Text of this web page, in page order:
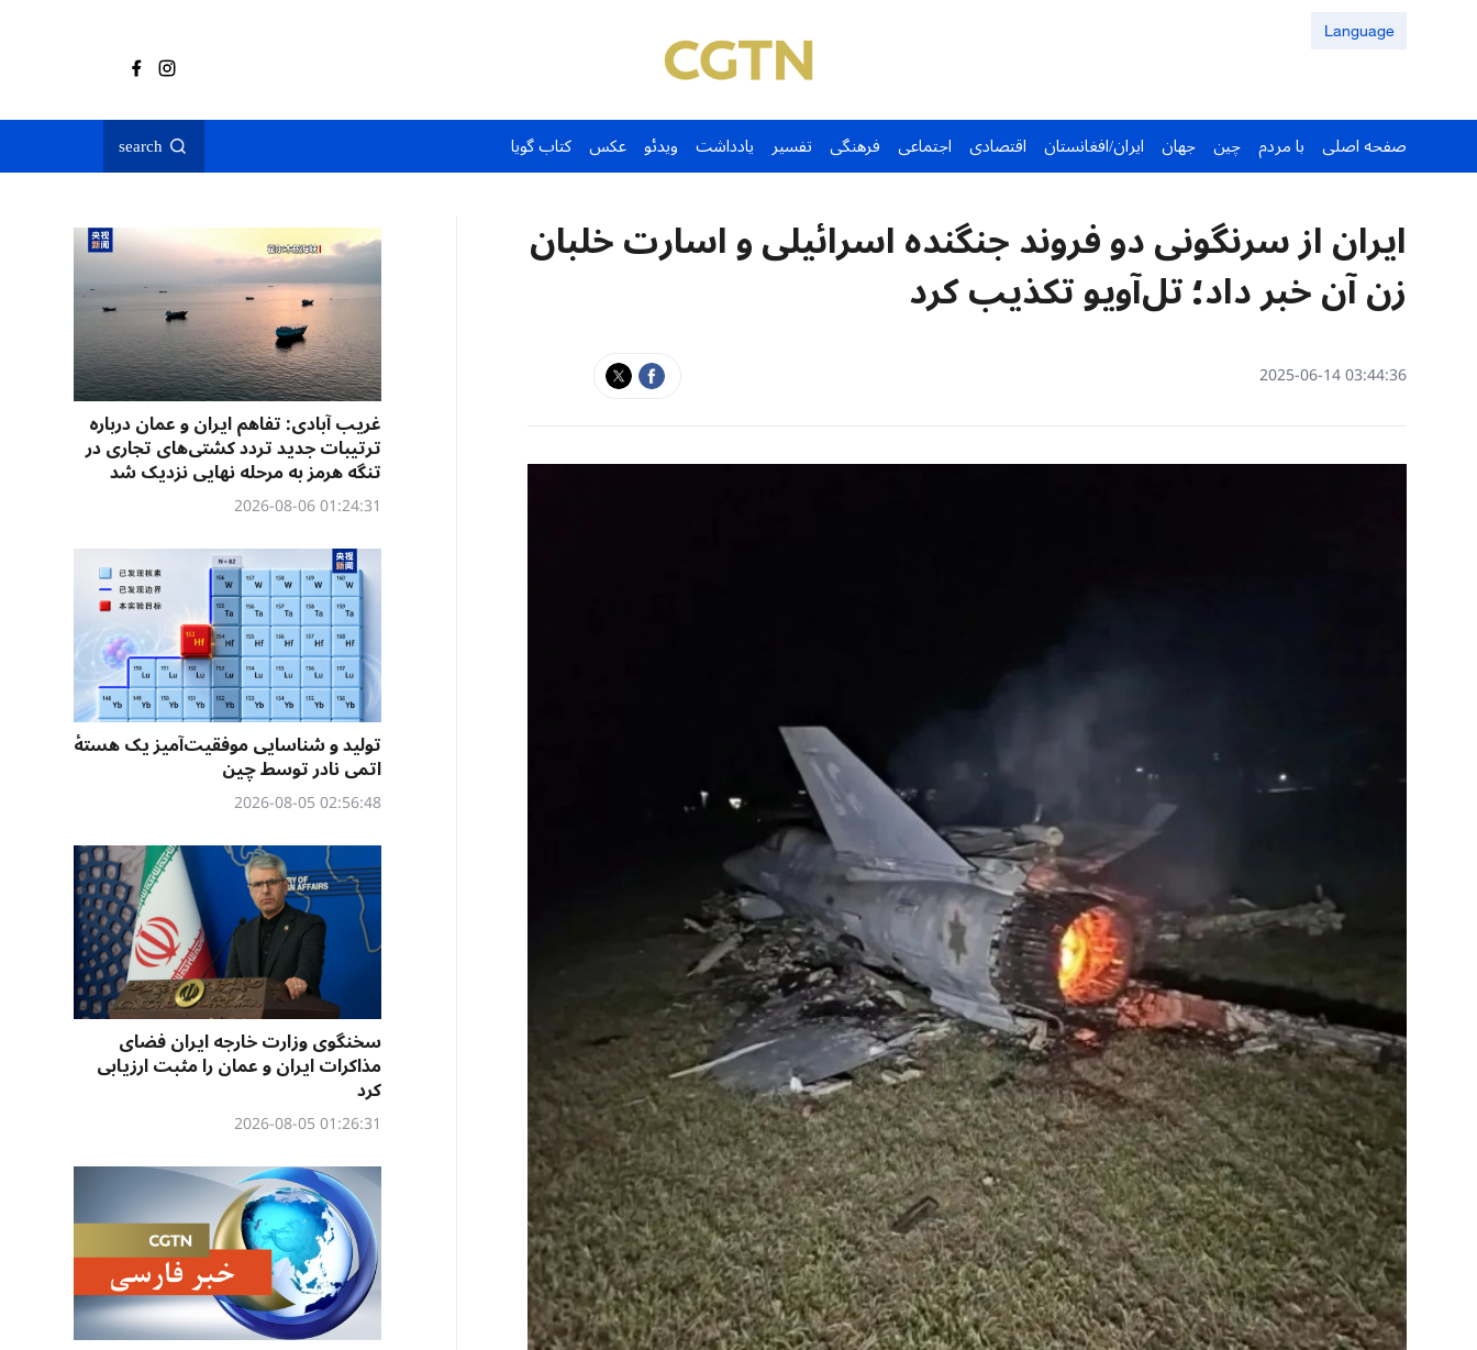
Language
صفحه اصلی با مردم چین جهان ایران/افغانستان اقتصادی اجتماعی فرهنگی تفسیر یادداشت ویدئو عکس کتاب گویا search
ایران از سرنگونی دو فروند جنگنده اسرائیلی و اسارت خلبان
زن آن خبر داد؛ تل‌آویو تکذیب کرد
03:44:36 2025-06-14
غریب آبادی: تفاهم ایران و عمان درباره
ترتیبات جدید تردد کشتی‌های تجاری در
تنگه هرمز به مرحله نهایی نزدیک شد
01:24:31 2026-08-06
تولید و شناسایی موفقیت‌آمیز یک هستهٔ
اتمی نادر توسط چین
02:56:48 2026-08-05
سخنگوی وزارت خارجه ایران فضای
مذاکرات ایران و عمان را مثبت ارزیابی
کرد
01:26:31 2026-08-05